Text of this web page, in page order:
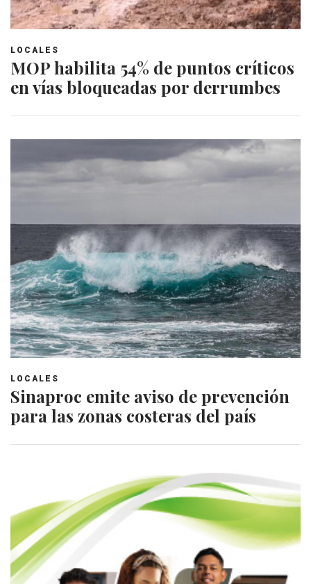
LOCALES
MOP habilita 54% de puntos críticos
en vías bloqueadas por derrumbes
LOCALES
Sinaproc emite aviso de prevención
para las zonas costeras del país